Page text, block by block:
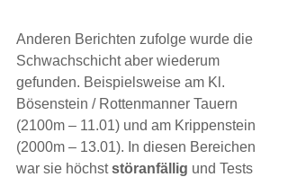
Anderen Berichten zufolge wurde die
Schwachschicht aber wiederum
gefunden. Beispielsweise am Kl.
Bösenstein / Rottenmanner Tauern
(2100m – 11.01) und am Krippenstein
(2000m – 13.01). In diesen Bereichen
war sie höchst störanfällig und Tests